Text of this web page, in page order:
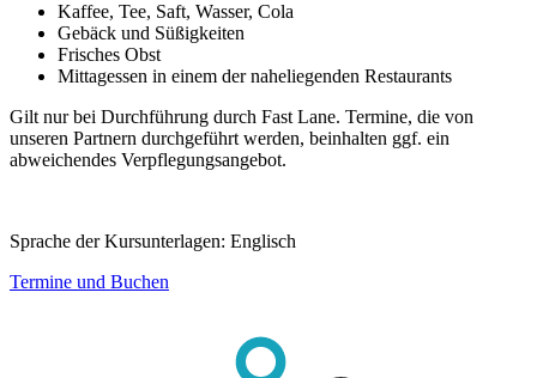
Kaffee, Tee, Saft, Wasser, Cola
Gebäck und Süßigkeiten
Frisches Obst
Mittagessen in einem der naheliegenden Restaurants
Gilt nur bei Durchführung durch Fast Lane. Termine, die von
unseren Partnern durchgeführt werden, beinhalten ggf. ein
abweichendes Verpflegungsangebot.
Sprache der Kursunterlagen: Englisch
Termine und Buchen